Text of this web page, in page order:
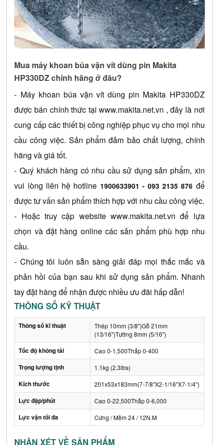
Mua máy khoan búa vặn vít dùng pin Makita
HP330DZ chính hãng ở đâu?
- Máy khoan búa vặn vít dùng pin Makita HP330DZ
được bán chính thức tại www.makita.net.vn , đây là nơi
cung cấp các thiết bị công nghiệp phục vụ cho mọi nhu
cầu công việc. Sản phẩm đảm bảo chất lượng, chính
hãng và giá tốt.
- Quý khách hàng có nhu cầu sử dụng sản phẩm, xin
vui lòng liên hệ hotline 1900633901 - 093 2135 876 để
được tư vấn sản phẩm thích hợp với nhu cầu công việc.
- Hoặc truy cập websitewww.makita.net.vn để lựa
chọn và đặt hàng online các sản phẩm phù hợp nhu
cầu.
- Chúng tôi luôn sẵn sàng giải đáp mọi thắc mắc và
phản hồi của bạn sau khi sử dụng sản phẩm. Nhanh
tay đặt hàng để nhận được nhiều ưu đãi hấp dẫn!
THÔNG SỐ KỸ THUẬT
Thông số kĩ thuật
Thép 10mm (3/8")Gỗ 21mm
(13/16")Tường 8mm (5/16")
Tốc độ không tải Cao 0-1,500Thấp 0-400
Trọng lượng tịnh 1.1kg (2.3lbs)
Kích thước 201x53x183mm(7-7/8"X2-1/16"X7-1/4")
Lực đập/phút Cao 0-22,500Thấp 0-6,000
Lực vặn tối đa Cứng / Mềm 24 / 12N.M
NHẬN XÉT VỀ SẢN PHẨM